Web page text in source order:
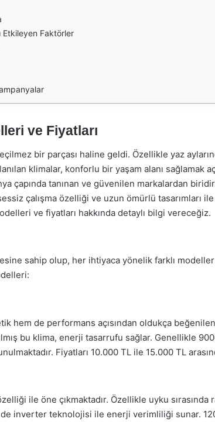
Etkileyen Faktörler
ve Fiyatları
bir parçası haline geldi. Özellikle yaz
klimalar, konforlu bir yaşam alanı sağlamak
çapında tanınan ve güvenilen markalardan
çalışma özelliği ve uzun ömürlü tasarımları
ve fiyatları hakkında detaylı bilgi vereceğiz.
sahip olup, her ihtiyaca yönelik farklı modeller
hem de performans açısından oldukça
bu klima, enerji tasarrufu sağlar. Genellikle
Fiyatları 10.000 TL ile 15.000 TL
ile öne çıkmaktadır. Özellikle uyku sırasında
de inverter teknolojisi ile enerji verimliliği sunar.